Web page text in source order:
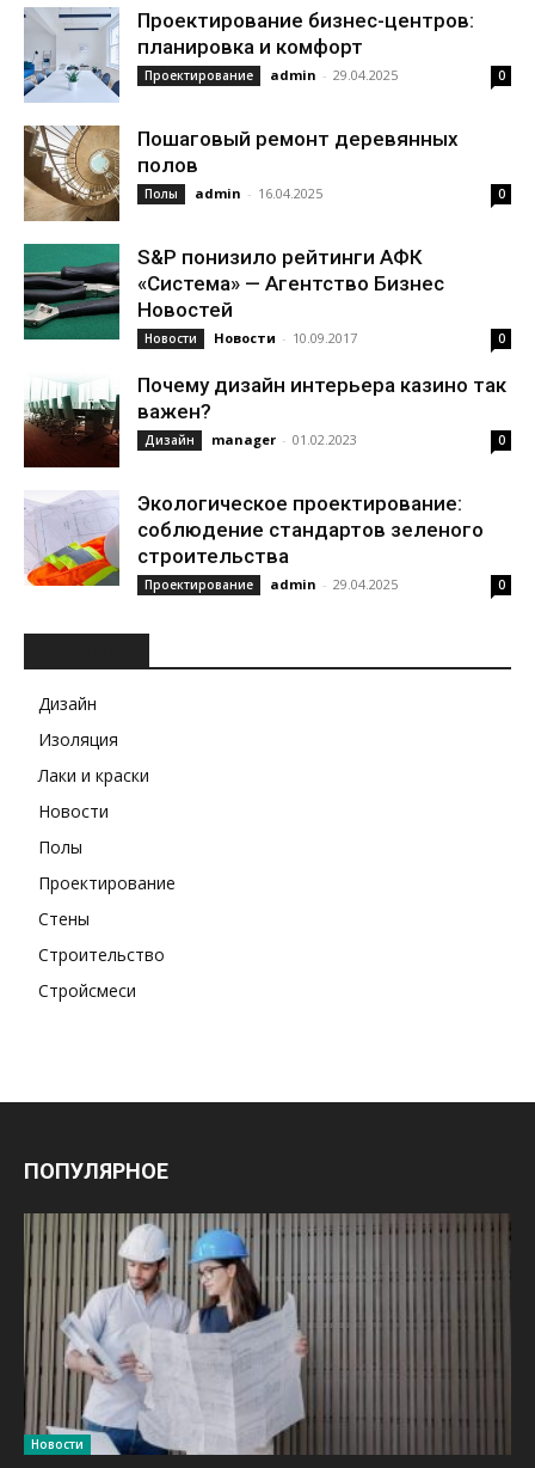
Проектирование бизнес-центров:
планировка и комфорт
Проектирование admin - 29.04.2025 0
Пошаговый ремонт деревянных
полов
Полы admin - 16.04.2025 0
S&P понизило рейтинги АФК
«Система» — Агентство Бизнес
Новостей
Новости Новости - 10.09.2017 0
Почему дизайн интерьера казино так
важен?
Дизайн manager - 01.02.2023 0
Экологическое проектирование:
соблюдение стандартов зеленого
строительства
Проектирование admin - 29.04.2025 0
Дизайн
Изоляция
Лаки и краски
Новости
Полы
Проектирование
Стены
Строительство
Стройсмеси
ПОПУЛЯРНОЕ
Новости